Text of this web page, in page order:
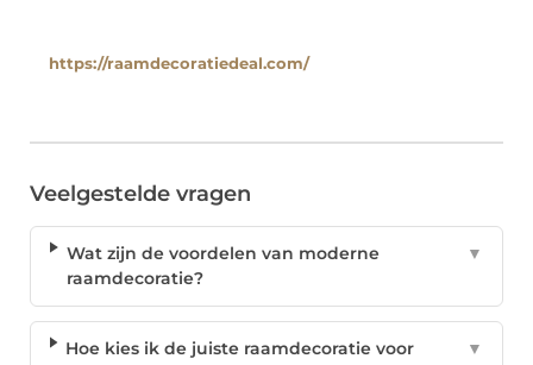
https://raamdecoratiedeal.com/
Veelgestelde vragen
Wat zijn de voordelen van moderne
raamdecoratie?
▼
Hoe kies ik de juiste raamdecoratie voor
▼